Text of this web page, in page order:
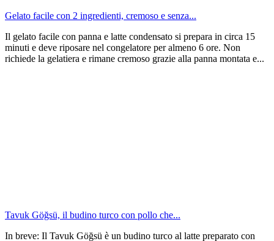
Gelato facile con 2 ingredienti, cremoso e senza...
Il gelato facile con panna e latte condensato si prepara in circa 15
minuti e deve riposare nel congelatore per almeno 6 ore. Non
richiede la gelatiera e rimane cremoso grazie alla panna montata e...
Tavuk Göğsü, il budino turco con pollo che...
In breve: Il Tavuk Göğsü è un budino turco al latte preparato con